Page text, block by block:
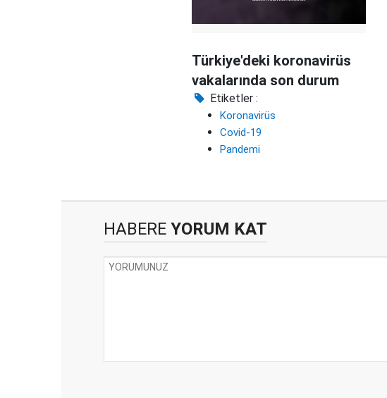
Türkiye'deki koronavirüs
vakalarında son durum
Etiketler :
Koronavirüs
Covid-19
Pandemi
HABERE YORUM KAT